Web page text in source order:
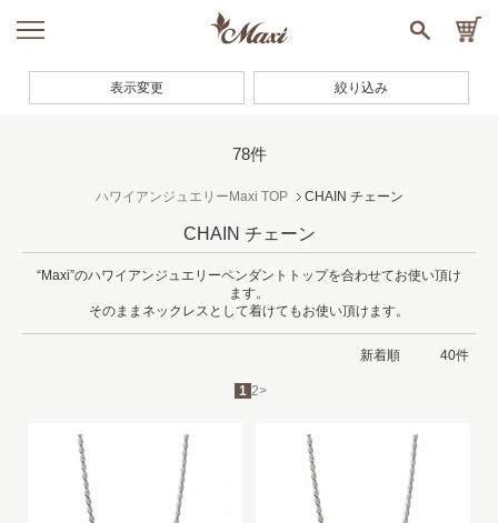
78件
ハワイアンジュエリーMaxi TOP CHAIN チェーン
CHAIN チェーン
“Maxi”のハワイアンジュエリーペンダントトップを合わせてお使い頂け
ます。
そのままネックレスとして着けてもお使い頂けます。
1 2>
表示変更 絞り込み